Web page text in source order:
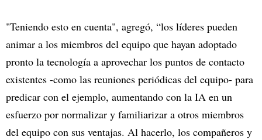
"Teniendo esto en cuenta", agregó, “los líderes pueden
animar a los miembros del equipo que hayan adoptado
pronto la tecnología a aprovechar los puntos de contacto
existentes -como las reuniones periódicas del equipo- para
predicar con el ejemplo, aumentando con la IA en un
esfuerzo por normalizar y familiarizar a otros miembros
del equipo con sus ventajas. Al hacerlo, los compañeros y